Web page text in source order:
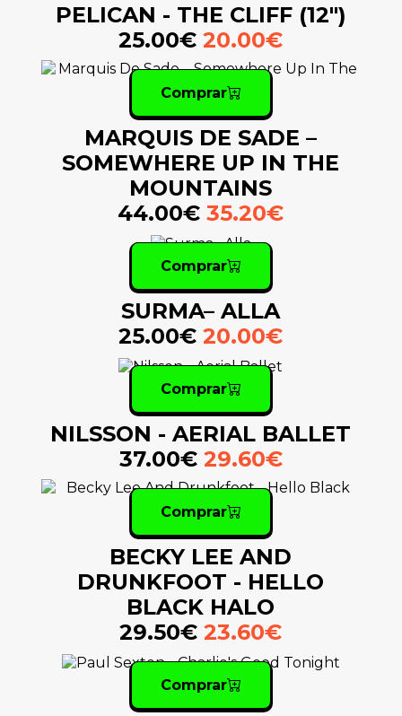
PELICAN - THE CLIFF (12")
25.00€ 20.00€
Comprar
MARQUIS DE SADE –
SOMEWHERE UP IN THE
MOUNTAINS
44.00€ 35.20€
Comprar
SURMA– ALLA
25.00€ 20.00€
Comprar
NILSSON - AERIAL BALLET
37.00€ 29.60€
Comprar
BECKY LEE AND
DRUNKFOOT - HELLO
BLACK HALO
29.50€ 23.60€
Comprar